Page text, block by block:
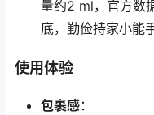
量约2 ml，官方数
底，勤俭持家小能手
使用体验
包裹感：